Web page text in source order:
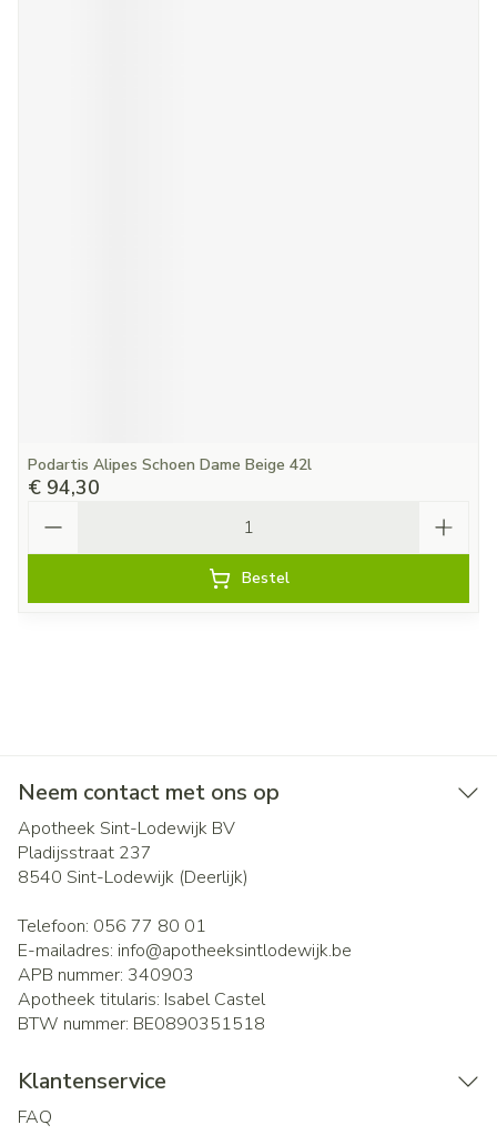
Podartis Alipes Schoen Dame Beige 42l
€ 94,30
Bestel
Neem contact met ons op
Apotheek Sint-Lodewijk BV
Pladijsstraat 237
8540 Sint-Lodewijk (Deerlijk)
Telefoon: 056 77 80 01
E-mailadres: info@apotheeksintlodewijk.be
APB nummer: 340903
Apotheek titularis: Isabel Castel
BTW nummer: BE0890351518
Klantenservice
FAQ